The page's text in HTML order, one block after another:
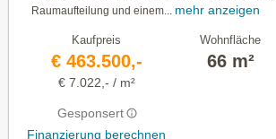
Raumaufteilung und einem...
mehr anzeigen
Kaufpreis
€ 463.500,-
€ 7.022,- / m²
Gesponsert
Finanzierung berechnen
Wohnfläche
66 m²